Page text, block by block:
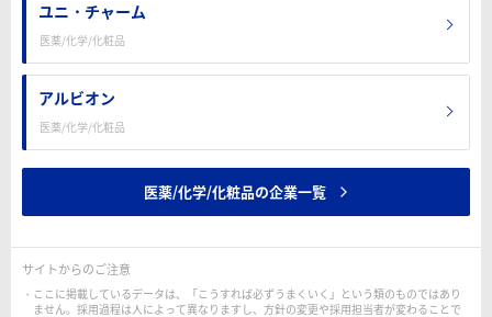
ユニ・チャーム
医薬/化学/化粧品
アルビオン
医薬/化学/化粧品
医薬/化学/化粧品の企業一覧
サイトからのご注意
ここに掲載しているデータは、「こうすれば必ずうまくいく」という類のものではあり
ません。採用過程は人によって異なりますし、方針の変更や採用担当者が変わることで